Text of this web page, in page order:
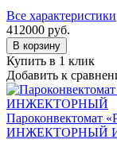
Все характеристики
412000 руб.
В корзину
Купить в 1 клик
Добавить к
ИНЖЕКТОРНЫЙ